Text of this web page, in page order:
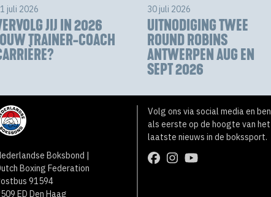
juli 2026
JIJ IN 2026
TRAINER-COACH
30 juli 2026
UITNODIGING TWEE
ROUND ROBINS
ANTWERPEN AUG EN
SEPT 2026
Boksbond |
Boxing Federation
91594
ED Den Haag
Volg ons via social media en ben
als eerste op de hoogte van het
laatste nieuws in de bokssport.